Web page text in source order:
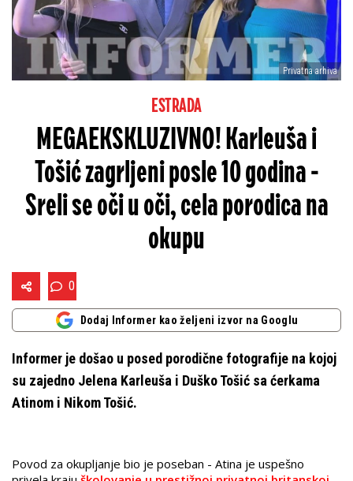
Privatna arhiva
ESTRADA
MEGAEKSKLUZIVNO! Karleuša i
Tošić zagrljeni posle 10 godina -
Sreli se oči u oči, cela porodica na
okupu
0
Dodaj Informer kao željeni izvor na Googlu
Informer je došao u posed porodične fotografije na kojoj
su zajedno Jelena Karleuša i Duško Tošić sa ćerkama
Atinom i Nikom Tošić.
Povod za okupljanje bio je poseban - Atina je uspešno